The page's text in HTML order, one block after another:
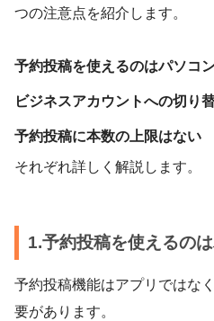
つの注意点を紹介します。
予約投稿を使えるのはパソコ
ビジネスアカウントへの切り
予約投稿に本数の上限はない
それぞれ詳しく解説します。
1.予約投稿を使えるの
予約投稿機能はアプリではな
要があります。